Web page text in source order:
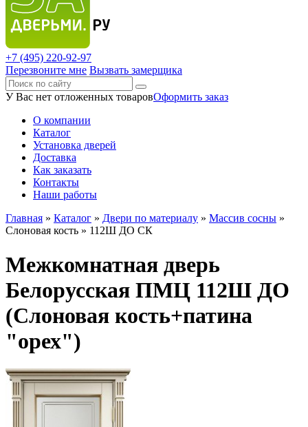
+7 (495) 220-92-97
Перезвоните мне Вызвать замерщика
У Вас нет отложенных товаровОформить заказ
О компании
Каталог
Установка дверей
Доставка
Как заказать
Контакты
Наши работы
Главная » Каталог » Двери по материалу » Массив сосны »
Слоновая кость » 112Ш ДО СК
Межкомнатная дверь
Белорусская ПМЦ 112Ш ДО
(Слоновая кость+патина
"орех")